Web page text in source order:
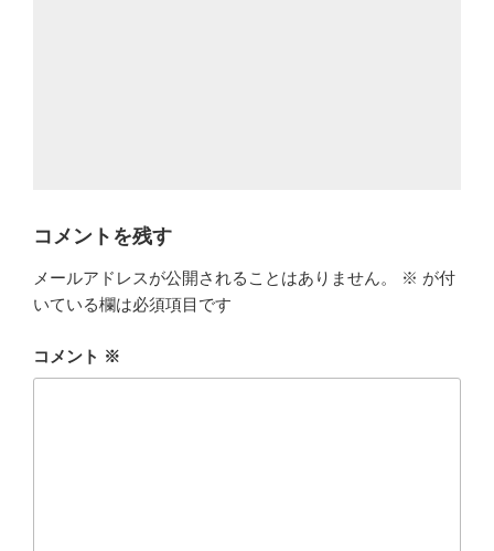
コメントを残す
メールアドレスが公開されることはありません。 ※ が付
いている欄は必須項目です
コメント ※